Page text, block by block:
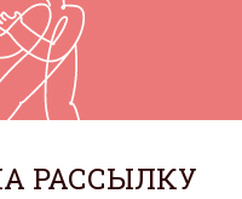
РАССЫЛКУ